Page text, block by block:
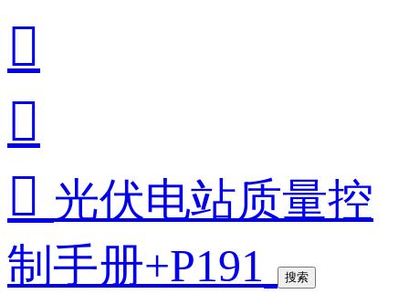


 光伏电站质量控
制手册+P191
搜索